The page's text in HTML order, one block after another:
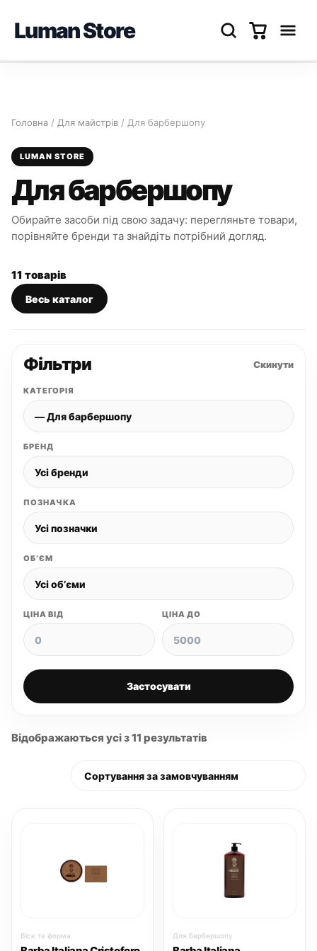
Luman Store
Головна / Для майстрів / Для барбершопу
LUMAN STORE
Для барбершопу
Обирайте засоби під свою задачу: перегляньте товари,
порівняйте бренди та знайдіть потрібний догляд.
11 товарів
Весь каталог
Фільтри Скинути
КАТЕГОРІЯ
БРЕНД
ПОЗНАЧКА
ОБʼЄМ
ЦІНА ВІД ЦІНА ДО
Застосувати
Відображаються усі з 11 результатів
Віск та форма Для барбершопу